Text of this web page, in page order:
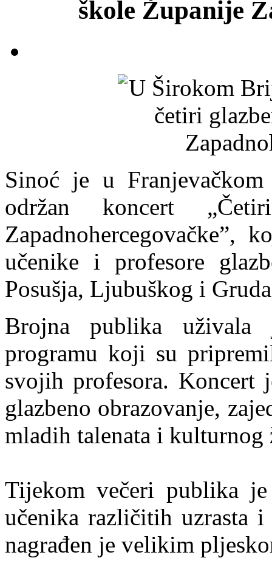
škole Županije
Sinoć je u
održan koncert
Zapadnohercegovačke”,
učenike i profesore
Posušja, Ljubuškog i
Brojna publika uživala
programu koji su
svojih profesora. Koncert
glazbeno obrazovanje,
mladih talenata i kulturnog
Tijekom večeri publika
učenika različitih uzrasta
nagrađen je velikim